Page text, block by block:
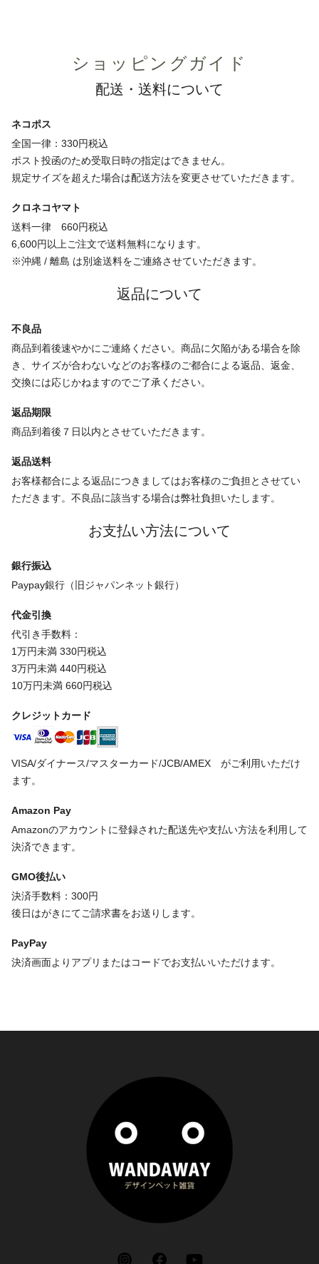
ショッピングガイド
配送・送料について
ネコポス
全国一律：330円税込
ポスト投函のため受取日時の指定はできません。
規定サイズを超えた場合は配送方法を変更させていただきます。
クロネコヤマト
送料一律 660円税込
6,600円以上ご注文で送料無料になります。
※沖縄 / 離島 は別途送料をご連絡させていただきます。
返品について
不良品
商品到着後速やかにご連絡ください。商品に欠陥がある場合を除
き、サイズが合わないなどのお客様のご都合による返品、返金、
交換には応じかねますのでご了承ください。
返品期限
商品到着後７日以内とさせていただきます。
返品送料
お客様都合による返品につきましてはお客様のご負担とさせてい
ただきます。不良品に該当する場合は弊社負担いたします。
お支払い方法について
銀行振込
Paypay銀行（旧ジャパンネット銀行）
代金引換
代引き手数料：
1万円未満 330円税込
3万円未満 440円税込
10万円未満 660円税込
クレジットカード
VISA/ダイナース/マスターカード/JCB/AMEX がご利用いただけ
ます。
Amazon Pay
Amazonのアカウントに登録された配送先や支払い方法を利用して
決済できます。
GMO後払い
決済手数料：300円
後日はがきにてご請求書をお送りします。
PayPay
決済画面よりアプリまたはコードでお支払いいただけます。